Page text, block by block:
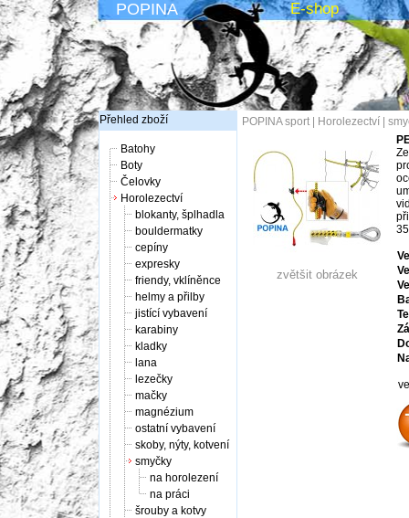
POPINA E-shop
Přehled zboží
Batohy
Boty
Čelovky
Horolezectví
blokanty, šplhadla
bouldermatky
cepíny
expresky
friendy, vklíněnce
helmy a přilby
jistící vybavení
karabiny
kladky
lana
lezečky
mačky
magnézium
ostatní vybavení
skoby, nýty, kotvení
smyčky
na horolezení
na práci
šrouby a kotvy
POPINA sport| Horolezectví
zvětšit obrázek